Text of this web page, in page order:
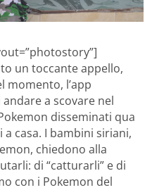
un toccante appello,
momento, l’app
a scovare nel
disseminati qua
casa. I bambini siriani,
chiedono alla
di “catturarli” e di
con i Pokemon del